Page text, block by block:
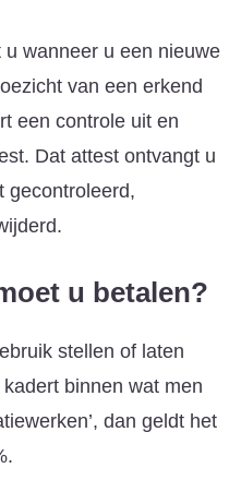
wanneer u een nieuwe
van een erkend
een controle uit en
Dat attest ontvangt u
gecontroleerd,
u betalen?
stellen of laten
binnen wat men
dan geldt het